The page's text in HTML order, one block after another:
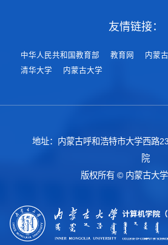
友情链接：
中华人民共和国教育部 教育网 内蒙
清华大学
内蒙古大学
地址：内蒙古呼和浩特市大学西路
院
版权所有 © 内蒙古大